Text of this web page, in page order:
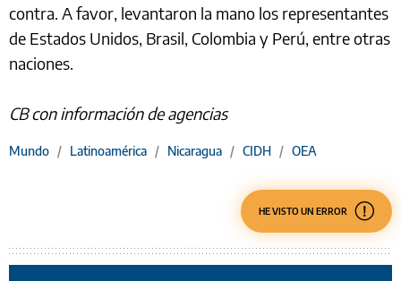
contra. A favor, levantaron la mano los representantes
de Estados Unidos, Brasil, Colombia y Perú, entre otras
naciones.
CB con información de agencias
Mundo / Latinoamérica / Nicaragua / CIDH / OEA
HE VISTO UN ERROR